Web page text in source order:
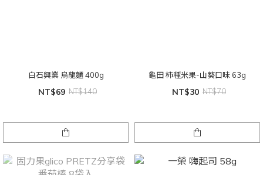
白石興業 烏龍麵 400g
NT$69 NT$140
龜田 柿種米果-山葵口味 63g
NT$30 NT$70